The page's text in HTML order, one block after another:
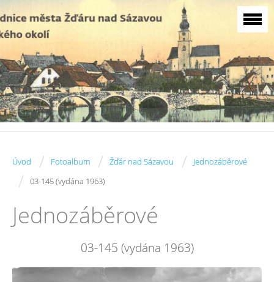
Úvod / Fotoalbum / Žďár nad Sázavou / Jednozáběrové
/ 03-145 (vydána 1963)
Jednozáběrové
03-145 (vydána 1963)